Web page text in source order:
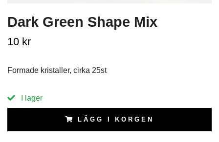
Dark Green Shape Mix
10 kr
Formade kristaller, cirka 25st
I lager
LÄGG I KORGEN